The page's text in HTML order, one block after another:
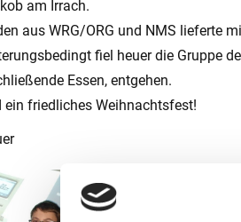
am Irrach.
aus WRG/ORG und NMS lieferte
fiel heuer die Gruppe
Essen, entgehen.
ein friedliches Weihnachtsfest!